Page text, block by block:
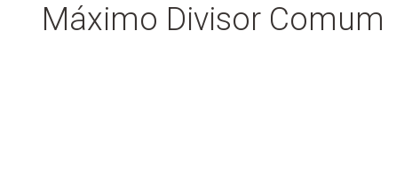
Máximo Divisor Comum